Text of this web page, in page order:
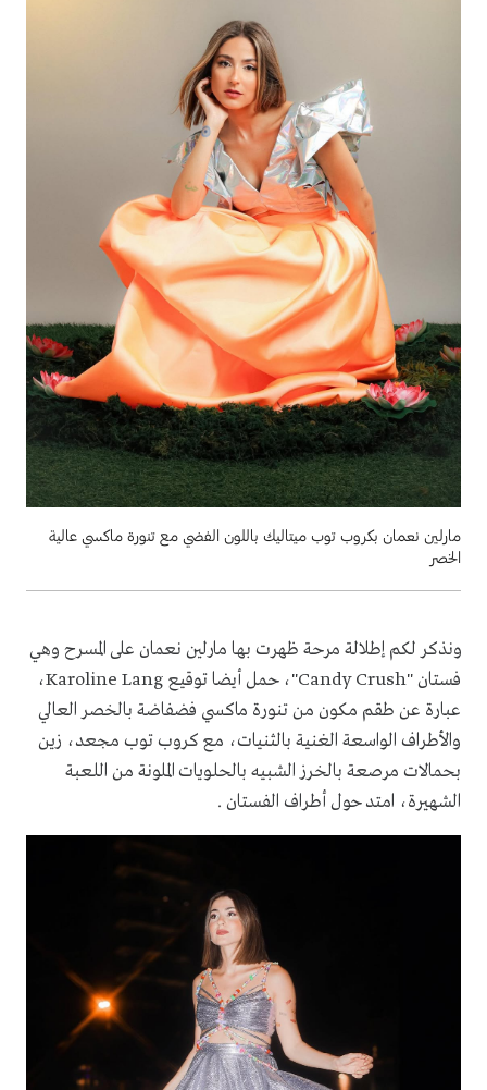
مارلين نعمان بكروب توب ميتاليك باللون الفضي مع تنورة ماكسي عالية
الخصر
ونذكر لكم إطلالة مرحة ظهرت بها مارلين نعمان على المسرح وهي
فستان "Candy Crush"، حمل أيضا توقيع Karoline Lang،
عبارة عن طقم مكون من تنورة ماكسي فضفاضة بالخصر العالي
والأطراف الواسعة الغنية بالثنيات، مع كروب توب مجعد، زين
بحمالات مرصعة بالخرز الشبيه بالحلويات الملونة من اللعبة
الشهيرة، امتد حول أطراف الفستان .